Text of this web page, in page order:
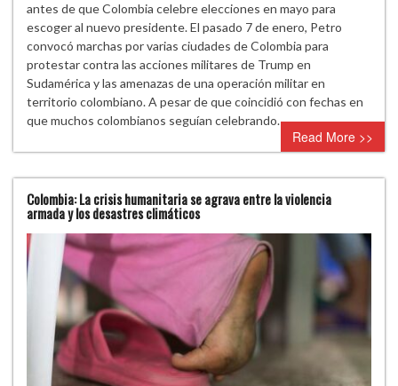
antes de que Colombia celebre elecciones en mayo para
escoger al nuevo presidente. El pasado 7 de enero, Petro
convocó marchas por varias ciudades de Colombia para
protestar contra las acciones militares de Trump en
Sudamérica y las amenazas de una operación militar en
territorio colombiano. A pesar de que coincidió con fechas en
que muchos colombianos seguían celebrando…
Read More >>
Colombia: La crisis humanitaria se agrava entre la violencia
armada y los desastres climáticos